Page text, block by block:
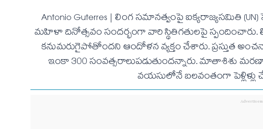
Antonio Guterres | లింగ సమానత్వంపై ఐక్యరాజ్యసమితి
మహిళా దినోత్సవం సందర్భంగా వారి స్థితిగతులపై
కనుమరుగైపోతోందని ఆందోళన వ్యక్తం చేశారు. ప్రస్తుత
ఇంకా 300 సంవత్సరాలుపడుతుందన్నారు. మాతాశిశు
వయసులోనే బలవంతంగా పెళ్లిళ్లు